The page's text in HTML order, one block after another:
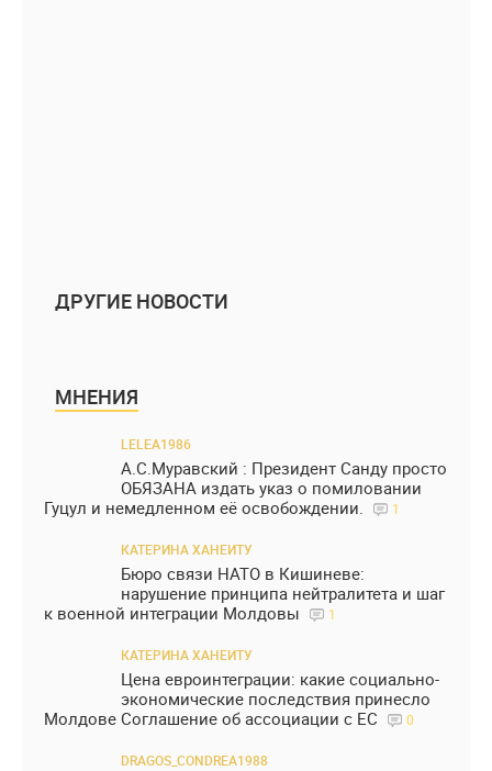
ДРУГИЕ НОВОСТИ
МНЕНИЯ
LELEA1986
А.С.Муравский : Президент Санду просто
ОБЯЗАНА издать указ о помиловании
Гуцул и немедленном её освобождении.
1
КАТЕРИНА ХАНЕИТУ
Бюро связи НАТО в Кишиневе:
нарушение принципа нейтралитета и шаг
к военной интеграции Молдовы
1
КАТЕРИНА ХАНЕИТУ
Цена евроинтеграции: какие социально-
экономические последствия принесло
Молдове Соглашение об ассоциации с ЕС
0
DRAGOS_CONDREA1988